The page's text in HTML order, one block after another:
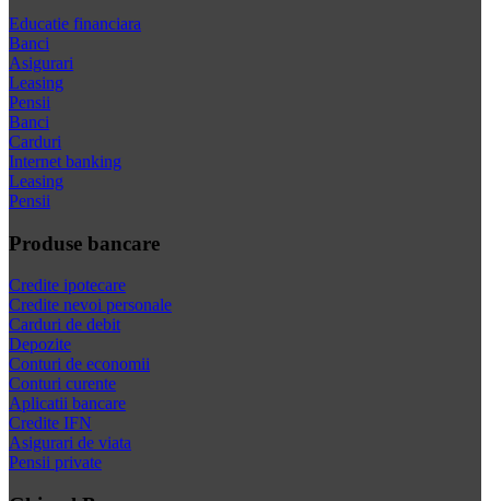
Educatie financiara
Banci
Asigurari
Leasing
Pensii
Banci
Carduri
Internet banking
Leasing
Pensii
Produse bancare
Credite ipotecare
Credite nevoi personale
Carduri de debit
Depozite
Conturi de economii
Conturi curente
Aplicatii bancare
Credite IFN
Asigurari de viata
Pensii private